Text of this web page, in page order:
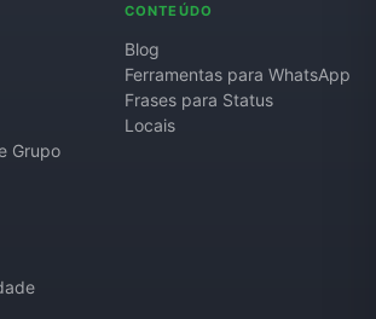
Grupo
CONTEÚDO
Blog
Ferramentas para WhatsApp
Frases para Status
Locais